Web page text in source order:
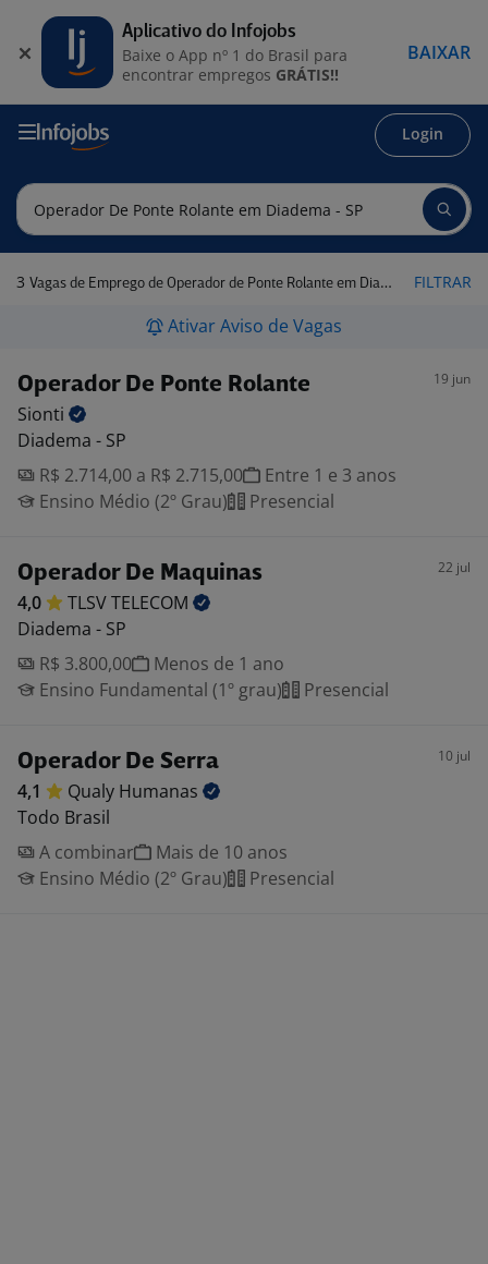
Login
3 Vagas de Emprego de Operador de Ponte Rolante em Diadema - SP FILTRAR
Ativar Aviso de Vagas
Operador De Ponte Rolante 19 jun
Sionti
Diadema - SP
R$ 2.714,00 a R$ 2.715,00
Entre 1 e 3 anos
Ensino Médio (2º Grau)
Presencial
Operador De Maquinas 22 jul
4,0 TLSVTELECOM
Diadema - SP
R$ 3.800,00
Menos de 1 ano
Ensino Fundamental (1º grau)
Presencial
Operador De Serra 10 jul
4,1 Qualy Humanas
Todo Brasil
A combinar
Mais de 10 anos
Ensino Médio (2º Grau)
Presencial
Aplicativo do Infojobs
Baixe o App nº 1 do Brasil para
encontrar empregos GRÁTIS!!
BAIXAR